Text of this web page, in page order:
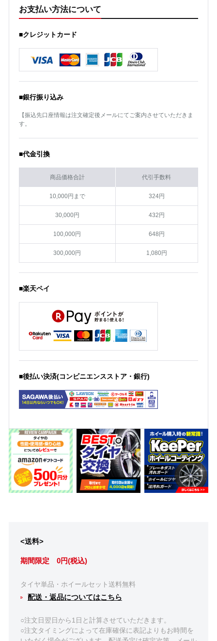
お支払い方法について
■クレジットカード
■銀行振り込み
【振込先口座情報は注文確定後メールにてご案内させていただきま
す。
■代金引換
商品価格合計 代引手数料
10,000円まで 324円
30,000円 432円
100,000円 648円
300,000円 1,080円
■楽天ペイ
■後払い決済(コンビニエンスストア・銀行)
<送料>
期間限定 0円(税込)
タイヤ単品・ホイールセット送料無料
配送・返品についてはこちら
○注文日翌日から1日と計算させていただきます。
○注文タイミングによって在庫確保に表記よりもお時間を